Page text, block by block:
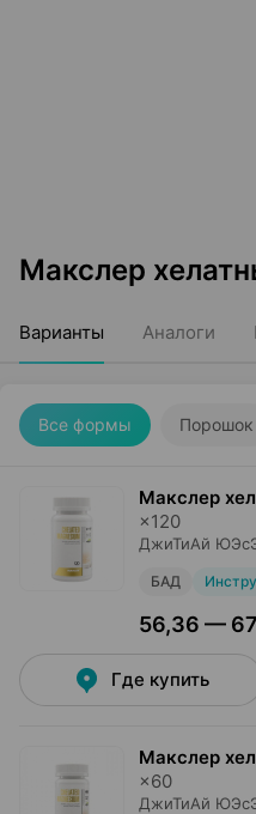
Макслер
Варианты Аналоги
Все формы Порошок
Макслер
×120
ДжиТиАй
БАД
56,36 —
Где купить
Макслер
×60
ДжиТиАй